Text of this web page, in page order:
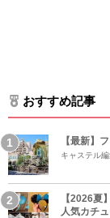
おすすめ記事
【最新】
キャステル
【2026夏
人気カチ